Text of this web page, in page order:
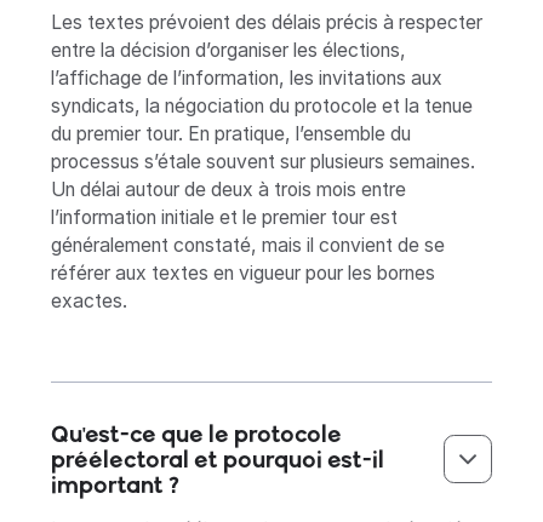
Les textes prévoient des délais précis à respecter
entre la décision d’organiser les élections,
l’affichage de l’information, les invitations aux
syndicats, la négociation du protocole et la tenue
du premier tour. En pratique, l’ensemble du
processus s’étale souvent sur plusieurs semaines.
Un délai autour de deux à trois mois entre
l’information initiale et le premier tour est
généralement constaté, mais il convient de se
référer aux textes en vigueur pour les bornes
exactes.
Qu'est-ce que le protocole
préélectoral et pourquoi est-il
important ?